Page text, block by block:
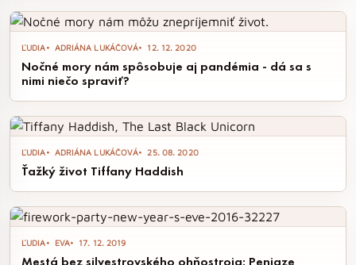
ĽUDIA ADRIÁNA LUKÁČOVÁ 12. 12. 2020
Nočné mory nám spôsobuje aj pandémia - dá sa s
nimi niečo spraviť?
ĽUDIA ADRIÁNA LUKÁČOVÁ 25. 08. 2020
Ťažký život Tiffany Haddish
ĽUDIA EVA 17. 12. 2019
Mestá bez silvestrovského ohňostroja: Peniaze